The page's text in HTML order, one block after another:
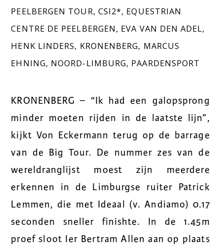
PEELBERGEN TOUR, CSI2*, EQUESTRIAN
CENTRE DE PEELBERGEN, EVA VAN DEN ADEL,
HENK LINDERS, KRONENBERG, MARCUS
EHNING, NOORD-LIMBURG, PAARDENSPORT
KRONENBERG – “Ik had een galopsprong
minder moeten rijden in de laatste lijn”,
kijkt Von Eckermann terug op de barrage
van de Big Tour. De nummer zes van de
wereldranglijst moest zijn meerdere
erkennen in de Limburgse ruiter Patrick
Lemmen, die met Ideaal (v. Andiamo) 0.17
seconden sneller finishte. In de 1.45m
proef sloot Ier Bertram Allen aan op plaats